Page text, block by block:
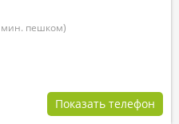
пешком)
Показать телефон